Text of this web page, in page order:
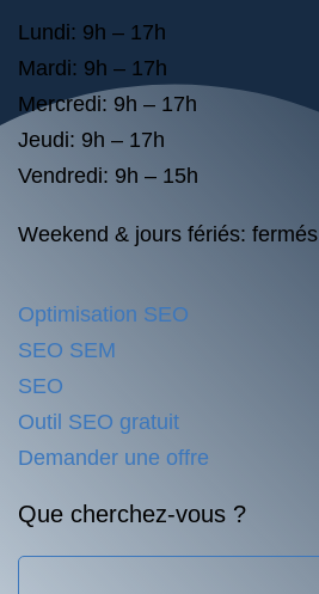
Lundi: 9h – 17h
Mardi: 9h – 17h
Mercredi: 9h – 17h
Jeudi: 9h – 17h
Vendredi: 9h – 15h
Weekend & jours fériés: fermés
Optimisation SEO
SEO SEM
SEO
Outil SEO gratuit
Demander une offre
Que cherchez-vous ?